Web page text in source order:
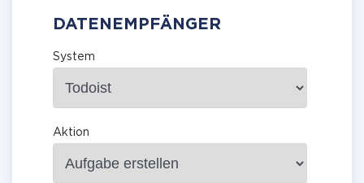
DATENEMPFÄNGER
System
Aktion